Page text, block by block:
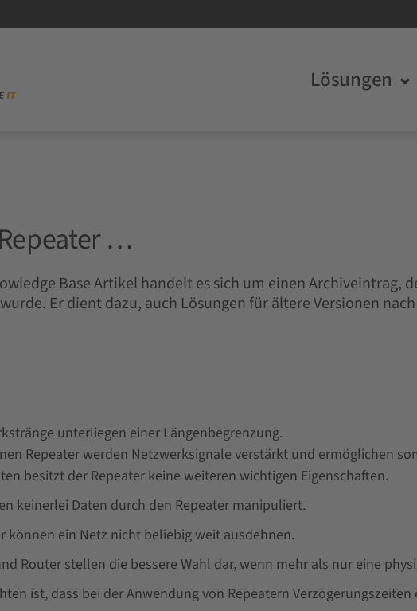
Lösungen
…
Base Artikel handelt es sich um einen Archiveintrag,
Er dient dazu, auch Lösungen für ältere Versionen
unterliegen einer Längenbegrenzung.
Repeater werden Netzwerksignale verstärkt und ermöglichen
besitzt der Repeater keine weiteren wichtigen Eigenschaften.
keinerlei Daten durch den Repeater manipuliert.
können ein Netz nicht beliebig weit ausdehnen.
Router stellen die bessere Wahl dar, wenn mehr als nur eine
ist, dass bei der Anwendung von Repeatern Verzögerungszeiten